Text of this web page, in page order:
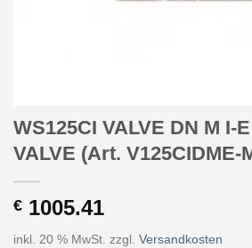
WS125CI VALVE DN M I-
VALVE (Art. V125CIDME-
€ 1005.41
inkl. 20 % MwSt. zzgl. Versandkosten